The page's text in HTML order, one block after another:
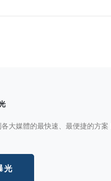
大媒體的最快速、最便捷的方案
光